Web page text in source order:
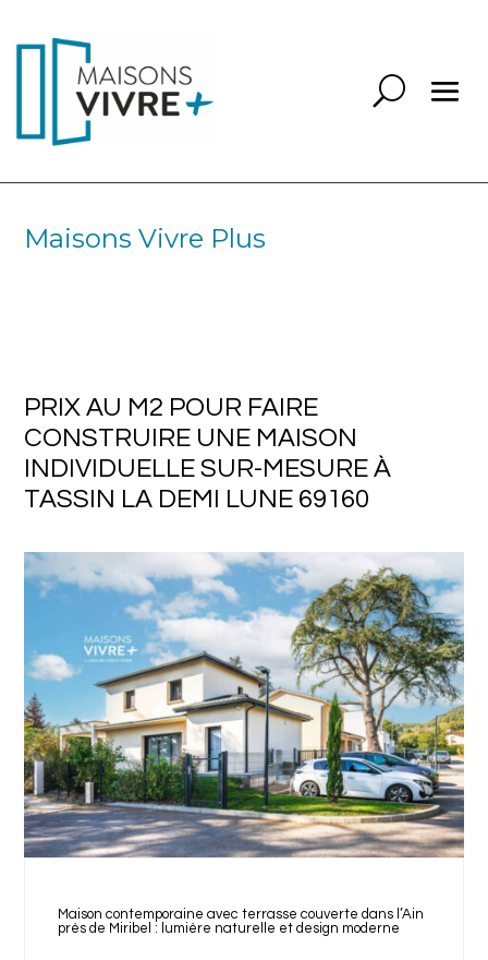
Maisons Vivre Plus
PRIX AU M2 POUR FAIRE
CONSTRUIRE UNE MAISON
INDIVIDUELLE SUR-MESURE À
TASSIN LA DEMI LUNE 69160
Maison contemporaine avec terrasse couverte dans l’Ain
près de Miribel : lumière naturelle et design moderne